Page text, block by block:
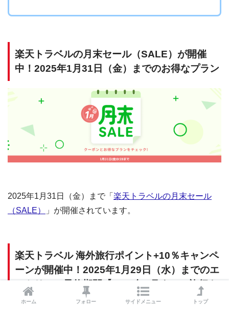
楽天トラベルの月末セール（SALE）が開催
中！2025年1月31日（金）までのお得なプラン
2025年1月31日（金）まで「 楽天トラベルの月末セール
（SALE）
」が開催されています。
楽天トラベル 海外旅行ポイント+10％キャンペ
ーンが開催中！2025年1月29日（水）までのエ
ントリー・予約期間【2025年3月までの旅行を
お得に】
ホーム フォロー サイドメニュー トップ